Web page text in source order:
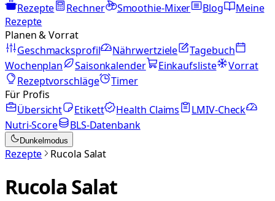
Rezepte
Rechner Smoothie-Mixer Blog
Meine
Rezepte
Planen & Vorrat
Geschmacksprofil
Nährwertziele
Tagebuch
Wochenplan
Saisonkalender Einkaufsliste
Vorrat
Rezeptvorschläge
Timer
Für Profis
Übersicht
Etikett Health Claims
LMIV-Check
Nutri-Score
BLS-Datenbank
Dunkelmodus
Rezepte Rucola Salat
Rucola Salat